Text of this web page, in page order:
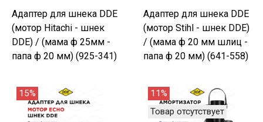
Адаптер для шнека DDE
(мотор Hitachi - шнек
DDE) / (мама ф 25мм -
папа ф 20 мм) (925-341)
Адаптер для шнека DDE
(мотор Stihl - шнек DDE)
/ (мама ф 20 мм шлиц -
папа ф 20 мм) (641-558)
15%
11%
Товар отсутствует